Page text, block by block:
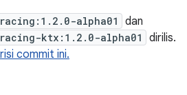
alpha01 dan
ktx:1.2.0-alpha01
dirilis.
commit ini.